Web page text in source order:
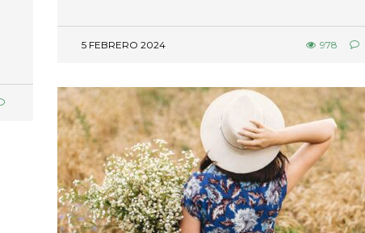
5 FEBRERO 2024 978